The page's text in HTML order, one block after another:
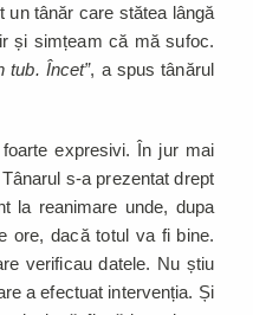
un tânăr care stătea lângă
și simțeam că mă sufoc.
tub. Încet”, a spus tânărul
expresivi. În jur mai
s-a prezentat drept
la reanimare unde, dupa
ore, dacă totul va fi bine.
verificau datele. Nu știu
a efectuat intervenția. Și